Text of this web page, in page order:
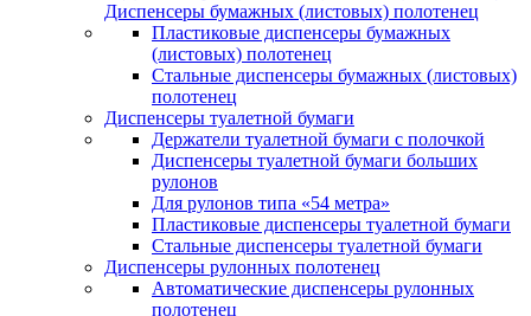
Диспенсеры бумажных (листовых) полотенец
Пластиковые диспенсеры бумажных
(листовых) полотенец
Стальные диспенсеры бумажных (листовых)
полотенец
Диспенсеры туалетной бумаги
Держатели туалетной бумаги с полочкой
Диспенсеры туалетной бумаги больших
рулонов
Для рулонов типа «54 метра»
Пластиковые диспенсеры туалетной бумаги
Стальные диспенсеры туалетной бумаги
Диспенсеры рулонных полотенец
Автоматические диспенсеры рулонных
полотенец